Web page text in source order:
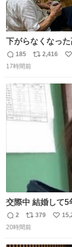
下がらなくなった高田
は、完全に見放されたんです
した。 うちの父は、トヨタカローラのボディをオート生産
の配線をハンダ
返
信
185
リ
ト
数
2,416
い
17時間前
交際中 結婚して
返
信
2
リ
ポ
379
い
20時間前